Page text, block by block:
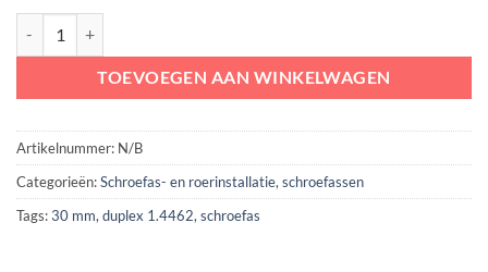
TOEVOEGEN AAN WINKELWAGEN
Artikelnummer: N/B
Categorieën:Schroefas- en roerinstallatie, schroefassen
Tags:30 mm, duplex 1.4462, schroefas